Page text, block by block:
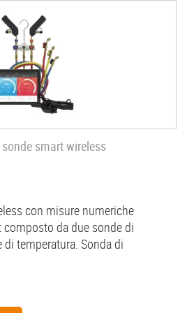
smart wireless
con misure numeriche
da due sonde di
temperatura. Sonda di